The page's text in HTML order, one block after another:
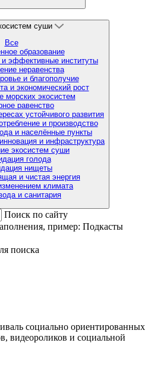
суши
Все
образование
эффективные институты
неравенства
и благополучие
и экономический рост
морских экосистем
равенство
устойчивого развития
и производство
и населённые пункты
и инфраструктура
экосистем суши
голода
нищеты
и чистая энергия
климата
и санитария
Поиск по сайту
пример: Подкасты
поиска
социально ориентированных
видеороликов и социальной